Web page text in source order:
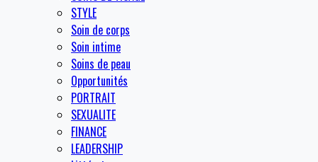
STYLE
Soin de corps
Soin intime
Soins de peau
Opportunités
PORTRAIT
SEXUALITE
FINANCE
LEADERSHIP